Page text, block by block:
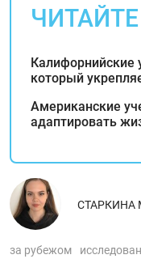
Калифорнийские
который
Американские
адаптировать
СТАРКИНА
за рубежом